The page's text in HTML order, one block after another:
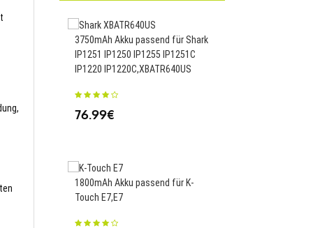
3750mAh Akku passend für Shark
IP1251 IP1250 IP1255 IP1251C
IP1220 IP1220C,XBATR640US
76.99€
1800mAh Akku passend für K-
Touch E7,E7